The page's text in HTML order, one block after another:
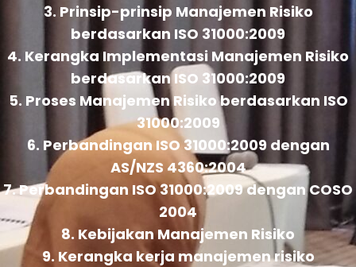
3. Prinsip-prinsip Manajemen Risiko
berdasarkan ISO 31000:2009
4. Kerangka Implementasi Manajemen Risiko
berdasarkan ISO 31000:2009
5. Proses Manajemen Risiko berdasarkan ISO
31000:2009
6. Perbandingan ISO 31000:2009 dengan
AS/NZS 4360:2004
7. Perbandingan ISO 31000:2009 dengan COSO
2004
8. Kebijakan Manajemen Risiko
9. Kerangka kerja manajemen risiko